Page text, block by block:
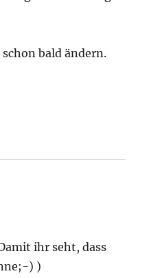
bald ändern.
ihr seht, dass
) )